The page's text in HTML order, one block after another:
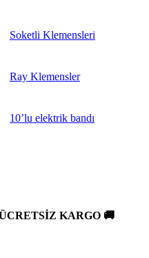
Soketli Klemensleri
Ray Klemensler
10’lu elektrik bandı
ÜCRETSİZ KARGO 🚚